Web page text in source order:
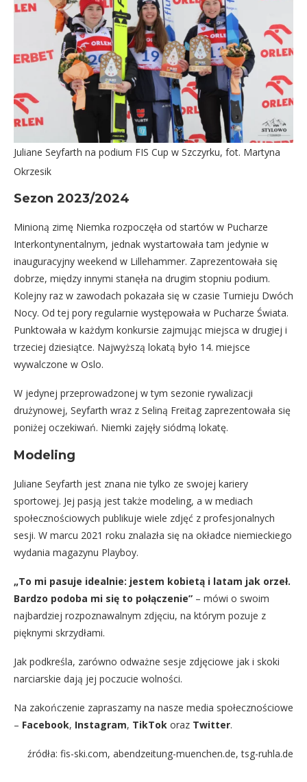
Juliane Seyfarth na podium FIS Cup w Szczyrku, fot. Martyna
Okrzesik
Sezon 2023/2024
Minioną zimę Niemka rozpoczęła od startów w Pucharze
Interkontynentalnym, jednak wystartowała tam jedynie w
inauguracyjny weekend w Lillehammer. Zaprezentowała się
dobrze, między innymi stanęła na drugim stopniu podium.
Kolejny raz w zawodach pokazała się w czasie Turnieju Dwóch
Nocy. Od tej pory regularnie występowała w Pucharze Świata.
Punktowała w każdym konkursie zajmując miejsca w drugiej i
trzeciej dziesiątce. Najwyższą lokatą było 14. miejsce
wywalczone w Oslo.
W jedynej przeprowadzonej w tym sezonie rywalizacji
drużynowej, Seyfarth wraz z Seliną Freitag zaprezentowała się
poniżej oczekiwań. Niemki zajęły siódmą lokatę.
Modeling
Juliane Seyfarth jest znana nie tylko ze swojej kariery
sportowej. Jej pasją jest także modeling, a w mediach
społecznościowych publikuje wiele zdjęć z profesjonalnych
sesji. W marcu 2021 roku znalazła się na okładce niemieckiego
wydania magazynu Playboy.
„To mi pasuje idealnie: jestem kobietą i latam jak orzeł.
Bardzo podoba mi się to połączenie” – mówi o swoim
najbardziej rozpoznawalnym zdjęciu, na którym pozuje z
pięknymi skrzydłami.
Jak podkreśla, zarówno odważne sesje zdjęciowe jak i skoki
narciarskie dają jej poczucie wolności.
Na zakończenie zapraszamy na nasze media społecznościowe
– Facebook, Instagram, TikTok oraz Twitter.
źródła: fis-ski.com, abendzeitung-muenchen.de, tsg-ruhla.de